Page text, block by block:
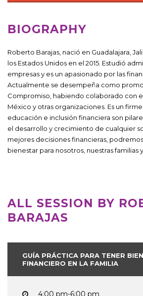
BIOGRAPHY
Roberto Barajas, nació en Guadalajara,
los Estados Unidos en el 2015. Estudió
empresas y es un apasionado por las
Actualmente se desempeña como
Compromiso, habiendo colaborado con
México y otras organizaciones. Es un
educación e inclusión financiera son
el desarrollo y crecimiento de cualquier
mejores decisiones financieras,
bienestar para nosotros, nuestras familias
ALL SESSION BY
BARAJAS
GUÍA PRÁCTICA PARA TENER
FINANCIERO EN LA FAMILIA
4:00 pm-6:00 pm